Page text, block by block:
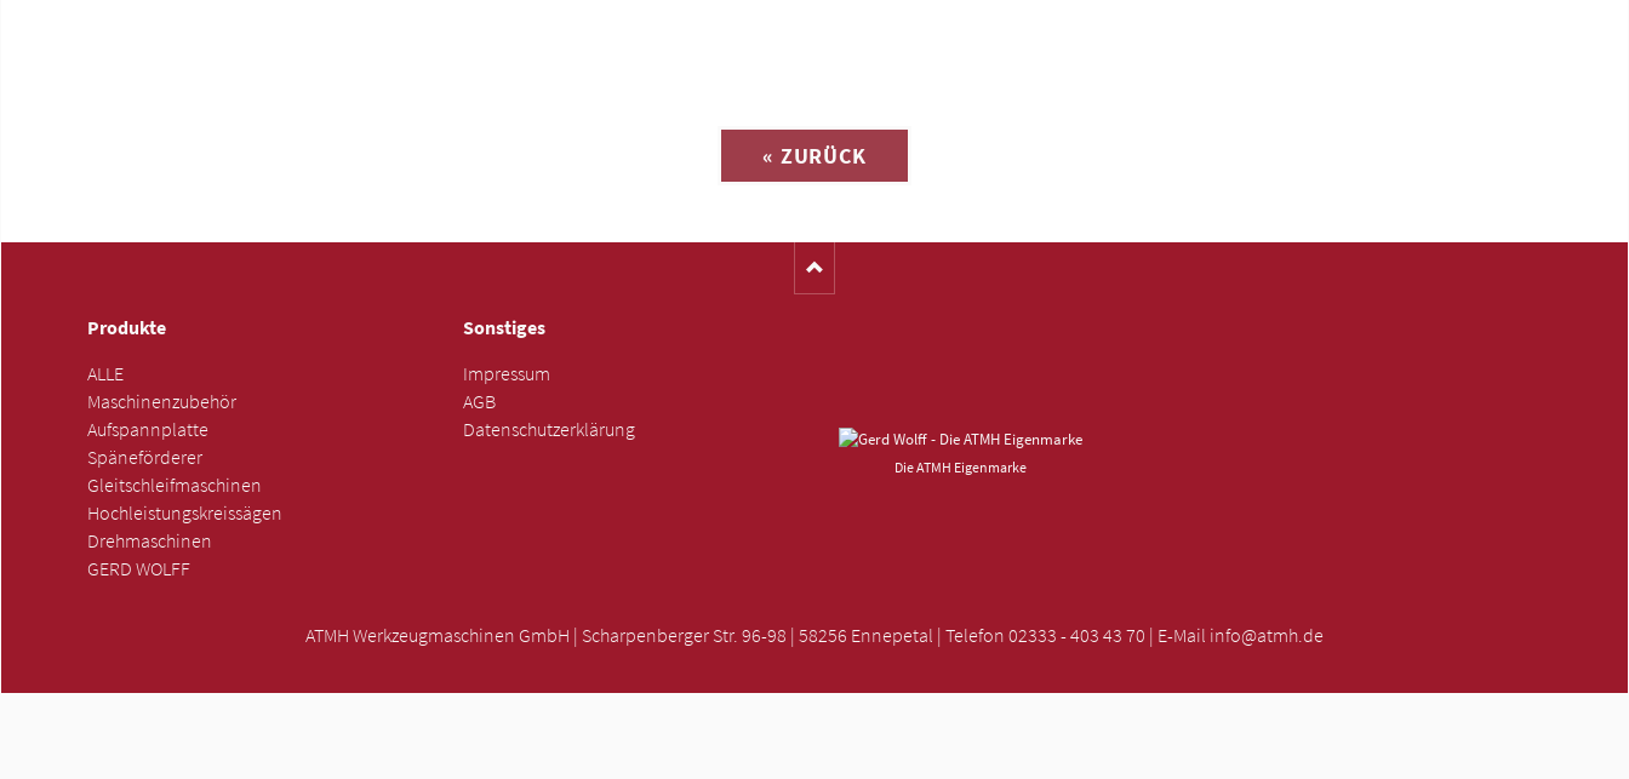
« ZURÜCK
Produkte
ALLE
Maschinenzubehör
Aufspannplatte
Späneförderer
Gleitschleifmaschinen
Hochleistungskreissägen
Drehmaschinen
GERD WOLFF
Sonstiges
Impressum
AGB
Datenschutzerklärung
Die ATMH Eigenmarke
ATMH Werkzeugmaschinen GmbH | Scharpenberger Str. 96-98 | 58256 Ennepetal | Telefon 02333 - 403 43 70 | E-Mail info@atmh.de